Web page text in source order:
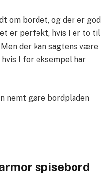
om bordet, og der er god
er perfekt, hvis I er to til
der kan sagtens være
I for eksempel har
nemt gøre bordpladen
spisebord